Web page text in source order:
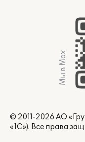
Мы в Max
© 2011-2026 АО
«1С»). Все права